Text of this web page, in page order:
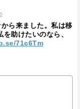
ら来ました。私は移
助けたいのなら、
71c6Tm